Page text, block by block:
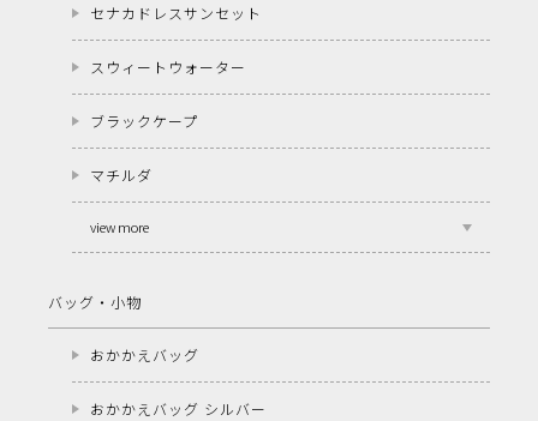
セナカドレスサンセット
スウィートウォーター
ブラックケープ
マチルダ
view more
バッグ・小物
おかかえバッグ
おかかえバッグ シルバー